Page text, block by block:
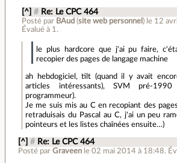
[^] # Re: Le CPC 464
Posté par BAud (site web personnel ) le 12
Évalué à 1 .
le plus hardcore que j'ai pu faire,
recopier des pages de langage machine
ah hebdogiciel, tilt (quand il y avait
articles intéressants), SVM pré-
programmeur).
Je me suis mis au C en recopiant des
retraduisais du Pascal au C, j'ai un peu
pointeurs et les listes chaînées ensuite…)
[^] # Re: Le CPC 464
Posté par Graveen le 02 mai 2014 à 18:48.